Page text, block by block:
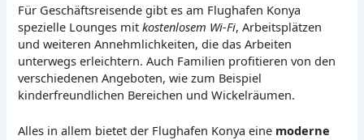
Für Geschäftsreisende gibt es am Flughafen Konya
spezielle Lounges mitkostenlosem Wi-Fi, Arbeitsplätzen
und weiteren Annehmlichkeiten, die das Arbeiten
unterwegs erleichtern. Auch Familien profitieren von den
verschiedenen Angeboten, wie zum Beispiel
kinderfreundlichen Bereichen und Wickelräumen.
Alles in allem bietet der Flughafen Konya eine moderne